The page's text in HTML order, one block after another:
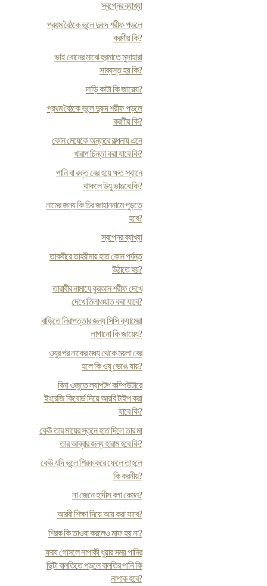
স্বপ্নের ব্যাখ্যা
প্রথম বৈঠকে ভুলে দুরূদ শরীফ পড়লে
করণীয় কি?
ভাই বোনের মাঝে হুরমাতে মুসাহারা
সাব্যস্ত হয় কি?
দাড়ি কাটা কি জায়েয?
প্রথম বৈঠকে ভুলে দুরূদ শরীফ পড়লে
করণীয় কি?
কোন মেয়েকে অন্তরে কল্পনায় এনে
খারাপ চিন্তা করা যাবে কি?
পানি বা রক্ত বের হয়ে ক্ষত স্থানে
থাকলে উযূ ভাঙবে কি?
নামের জন্য কি চির জাহান্নামে পুড়তে
হবে?
স্বপ্নের ব্যাখ্যা
তাকবীরে তাহরীমায় হাত কোন পর্যন্ত
উঠাতে হয়?
তারাবীর নামাযে কুরআন শরীফ দেখে
দেখে তিলাওয়াত করা যাবে?
বাড়িতে নিরাপত্তার জন্য সিসি ক্যামেরা
লাগানো কি জায়েয?
ওযুর পর নাকের মধ্য থেকে ময়লা বের
হলে কি ওযু ভেঙে যায়?
বিনা ওজুতে ল্যাপটপ কম্পিউটারে
ইংরেজি কিবোর্ড দিয়ে আরবি টাইপ করা
যাবে কি?
কেউ তার মায়ের স্তনে হাত দিলে তার মা
তার আব্বার জন্য হারাম হবে কি?
কেউ যদি ভুলে শিরক করে ফেলে তাহলে
কি করনীয়?
না জেনে হাদীস বলা কেমন?
আরবী শিক্ষা দিয়ে আয় করা যাবে?
শিরক কি তাওবা করলেও মাফ হয় না?
ফর‍য গোসলে নাপাকী ধুয়ার সময় পানির
ছিটা বালতিতে পড়লে বালতির পানি কি
নাপাক হবে?